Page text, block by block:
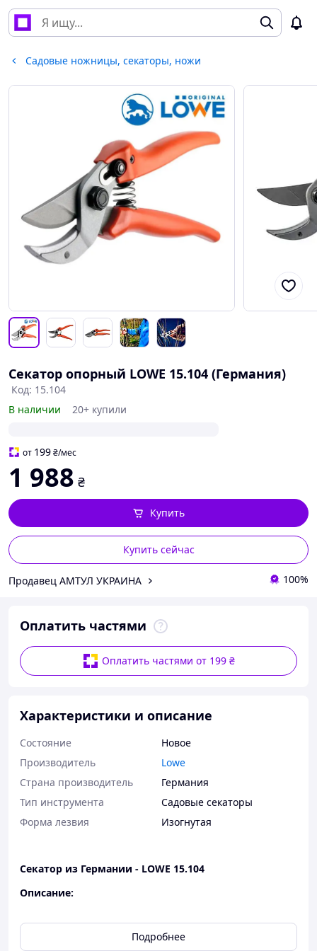
Садовые ножницы, секаторы, ножи
Секатор опорный LOWE 15.104 (Германия)
Код: 15.104
В наличии
20+ купили
от 199₴/мес
1 988 ₴
Купить сейчас
Купить
Продавец АМТУЛ УКРАИНА 100%
Оплатить частями
Оплатить частями от 199 ₴
Характеристики и описание
Состояние
Новое
Производитель
Lowe
Страна производитель
Германия
Тип инструмента
Садовые секаторы
Форма лезвия
Изогнутая
Секатор из Германии - LOWE 15.104
Описание:
для широкого применения,
специальная заточка и форма лезвий позволяет
Подробнее